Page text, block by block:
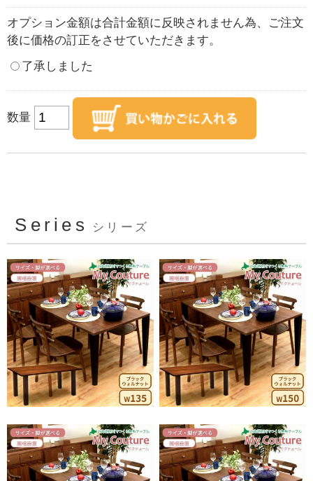
オプション金額は合計金額に反映されません為、ご注文
後に価格の訂正をさせていただきます。
了承しました
数量
Series シリーズ